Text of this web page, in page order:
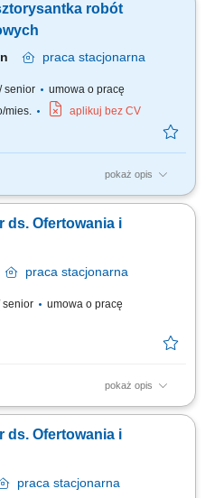
rzetelnych wycen
dokumentacji i identyfikowanie
robót
praca stacjonarna
senior
umowa o pracę
mies. aplikuj bez CV
pokaż opis
dla projektów
oraz SWZ; Tworzenie ofert oraz
przetargowych;
ds. Ofertowania i
praca stacjonarna
senior
umowa o pracę
pokaż opis
zapytań ofertowych w
po polsku i angielsku;
ofert od podwykonawców i
ds. Ofertowania i
praca stacjonarna